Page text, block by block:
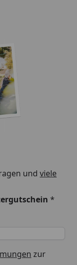
und viele
*
zur